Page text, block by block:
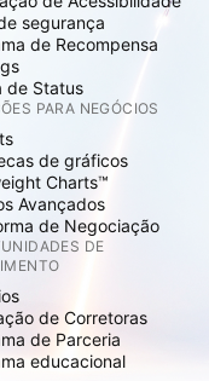
segurança
de Recompensa
de Status
PARA NEGÓCIOS
de gráficos
Charts™
Avançados
de Negociação
DE
de Corretoras
de Parceria
educacional